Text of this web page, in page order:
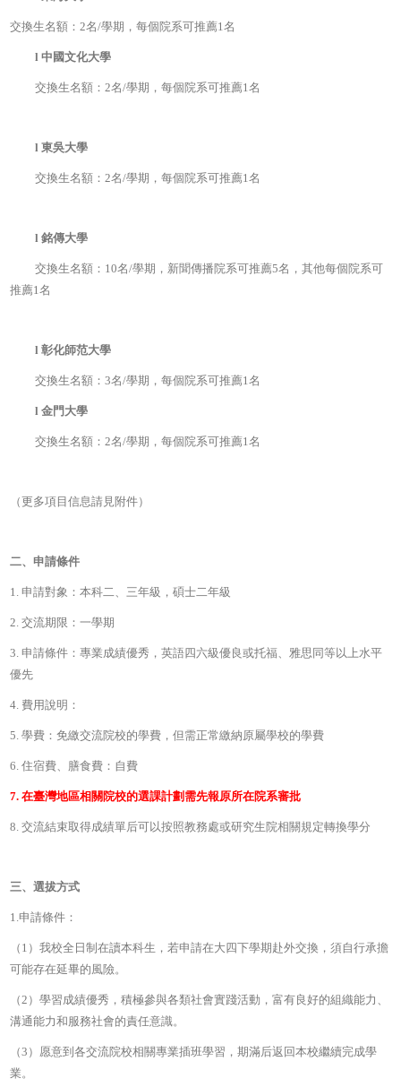
交換生名額：2名/學期，每個院系可推薦1名
l中國文化大學
交換生名額：2名/學期，每個院系可推薦1名
l東吳大學
交換生名額：2名/學期，每個院系可推薦1名
l銘傳大學
交換生名額：10名/學期，新聞傳播院系可推薦5名，其他每個院系可
推薦1名
l彰化師范大學
交換生名額：3名/學期，每個院系可推薦1名
l金門大學
交換生名額：2名/學期，每個院系可推薦1名
（更多項目信息請見附件）
二、申請條件
1. 申請對象：本科二、三年級，碩士二年級
2. 交流期限：一學期
3. 申請條件：專業成績優秀，英語四六級優良或托福、雅思同等以上水平
優先
4. 費用說明：
5. 學費：免繳交流院校的學費，但需正常繳納原屬學校的學費
6. 住宿費、膳食費：自費
7.在臺灣地區相關院校的選課計劃需先報原所在院系審批
8. 交流結束取得成績單后可以按照教務處或研究生院相關規定轉換學分
三、選拔方式
1.申請條件：
（1）我校全日制在讀本科生，若申請在大四下學期赴外交換，須自行承擔
可能存在延畢的風險。
（2）學習成績優秀，積極參與各類社會實踐活動，富有良好的組織能力、
溝通能力和服務社會的責任意識。
（3）愿意到各交流院校相關專業插班學習，期滿后返回本校繼續完成學
業。